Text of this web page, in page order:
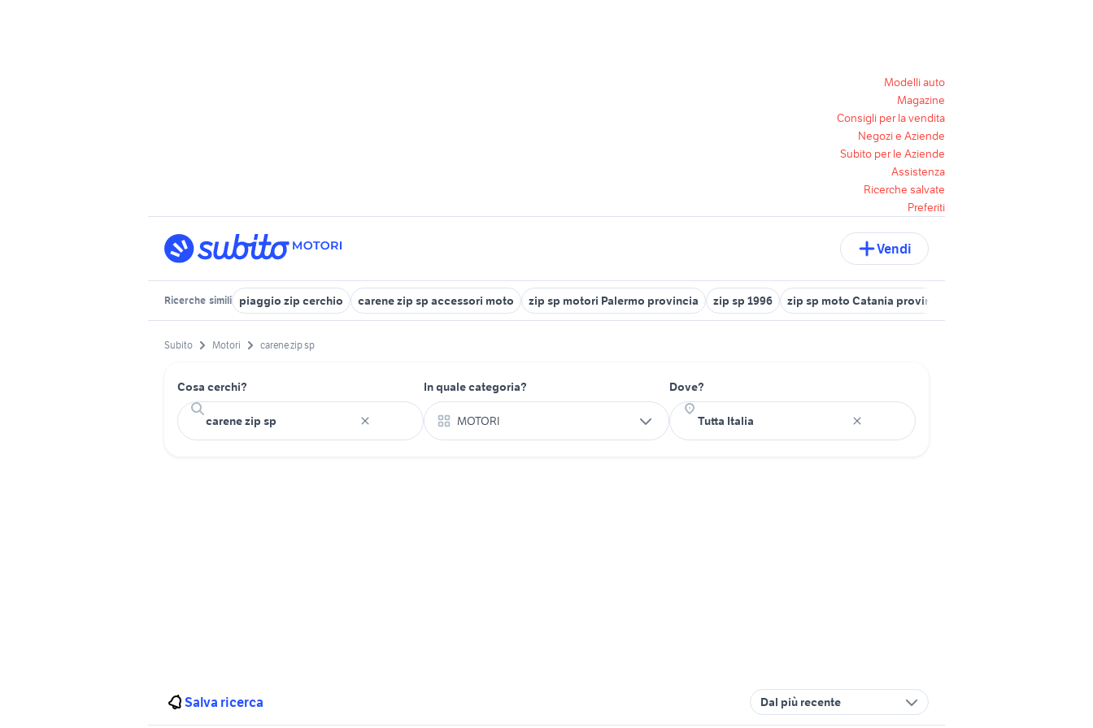
Modelli auto
Magazine
Consigli per la vendita
Negozi e Aziende
Subito per le Aziende
Assistenza
Ricerche salvate
Preferiti
Vendi
Ricerche simili piaggio zip cerchio carene zip sp accessori moto zip sp motori Palermo provincia zip sp 1996 zip sp moto Catania provincia
Subito Motori carene zip sp
Cosa cerchi? In quale categoria?
MOTORI
Dove?
Salva ricerca Dal più recente